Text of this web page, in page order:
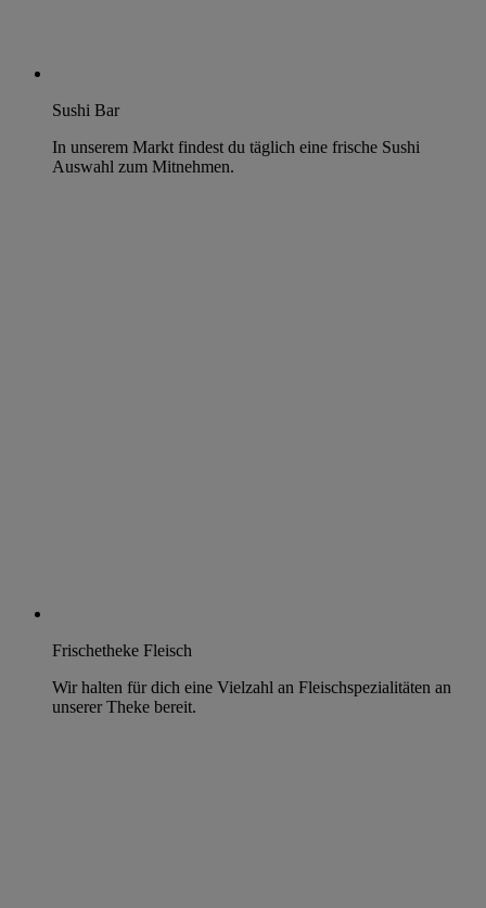
Sushi Bar
In unserem Markt findest du täglich eine frische Sushi
Auswahl zum Mitnehmen.
Frischetheke Fleisch
Wir halten für dich eine Vielzahl an Fleischspezialitäten an
unserer Theke bereit.